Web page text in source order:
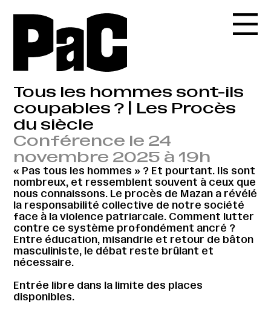
Tous les hommes sont-ils
coupables ? | Les Procès
du siècle
Conférence le 24
novembre 2025 à 19h
« Pas tous les hommes » ? Et pourtant. Ils sont
nombreux, et ressemblent souvent à ceux que
nous connaissons. Le procès de Mazan a révélé
la responsabilité collective de notre société
face à la violence patriarcale. Comment lutter
contre ce système profondément ancré ?
Entre éducation, misandrie et retour de bâton
masculiniste, le débat reste brûlant et
nécessaire.
Entrée libre dans la limite des places
disponibles.